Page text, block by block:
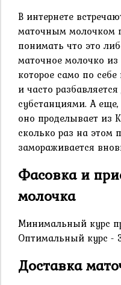
В интернете
маточным молочком
понимать что это
маточное молочко
которое само по
и часто
субстанциями. А
оно проделывает из
сколько раз на этом
замораживается
Фасовка и
молочка
Минимальный курс
Оптимальный курс -
Доставка